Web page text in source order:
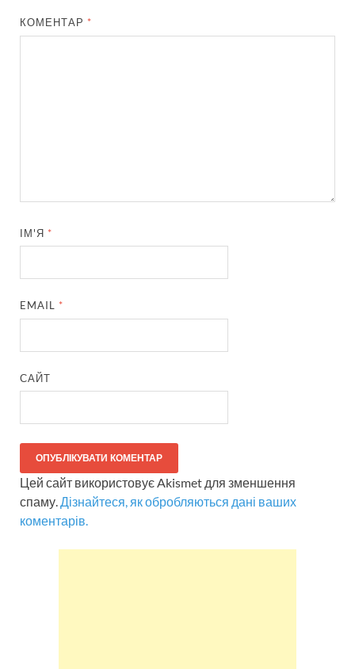
КОМЕНТАР *
ІМ'Я *
EMAIL *
САЙТ
Цей сайт використовує Akismet для зменшення
спаму.Дізнайтеся, як обробляються дані ваших
коментарів.